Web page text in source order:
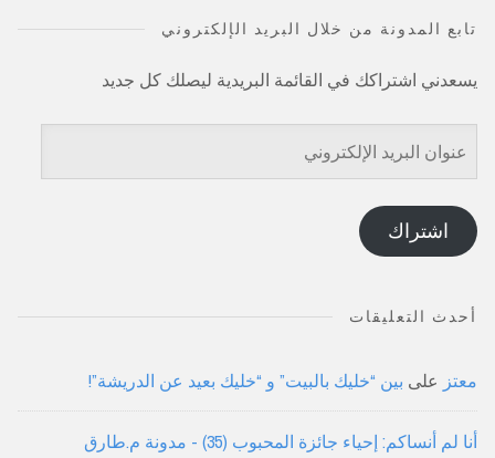
تابع المدونة من خلال البريد الإلكتروني
يسعدني اشتراكك في القائمة البريدية ليصلك كل جديد
عنوان
البريد
الإلكتروني
اشتراك
أحدث التعليقات
معتز على بين “خليك بالبيت” و “خليك بعيد عن الدريشة”!
أنا لم أنساكم: إحياء جائزة المحبوب (35) - مدونة م.طارق